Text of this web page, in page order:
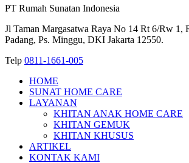
PT Rumah Sunatan Indonesia
Jl Taman Margasatwa Raya No 14 Rt 6/Rw 1,
Padang, Ps. Minggu, DKI Jakarta 12550.
Telp 0811-1661-005
HOME
SUNAT HOME CARE
LAYANAN
KHITAN ANAK HOME CARE
KHITAN GEMUK
KHITAN KHUSUS
ARTIKEL
KONTAK KAMI